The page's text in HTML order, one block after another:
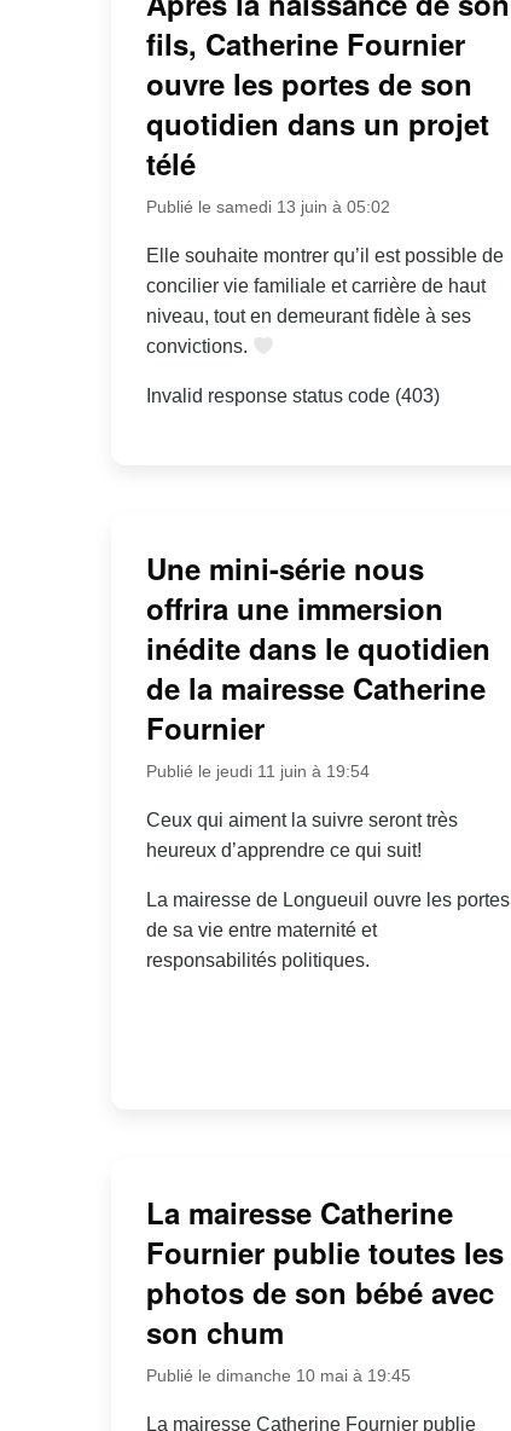
fils, Catherine Fournier
ouvre les portes de son
quotidien dans un projet
télé
Publié le samedi 13 juin à 05:02
Elle souhaite montrer qu’il est possible de
concilier vie familiale et carrière de haut
niveau, tout en demeurant fidèle à ses
convictions.
Invalid response status code (403)
Une mini-série nous
offrira une immersion
inédite dans le quotidien
de la mairesse Catherine
Fournier
Publié le jeudi 11 juin à 19:54
Ceux qui aiment la suivre seront très
heureux d’apprendre ce qui suit!
La mairesse de Longueuil ouvre les portes
de sa vie entre maternité et
responsabilités politiques.
La mairesse Catherine
Fournier publie toutes les
photos de son bébé avec
son chum
Publié le dimanche 10 mai à 19:45
La mairesse Catherine Fournier publie